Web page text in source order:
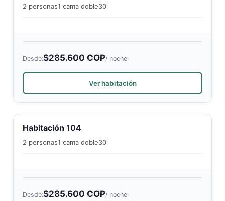
2 personas1 cama doble30
Desde:$285.600 COP/ noche
Ver habitación
Habitación 104
2 personas1 cama doble30
Desde:$285.600 COP/ noche